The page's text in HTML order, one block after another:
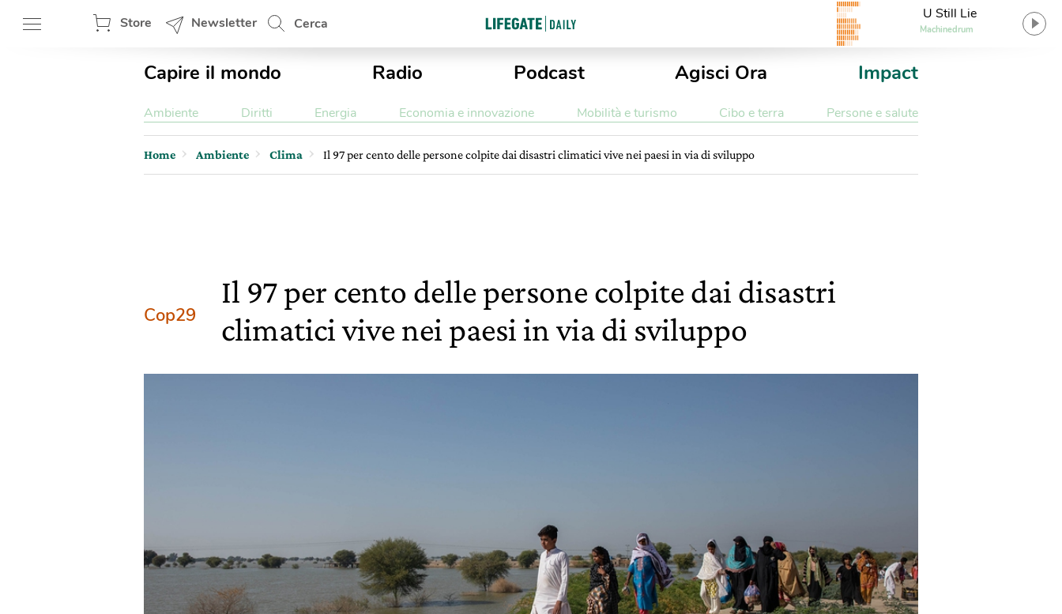
Store Newsletter Cerca
U Still Lie
Machinedrum
Capire il mondo Radio Podcast Agisci Ora Impact
Ambiente Diritti Energia Economia e innovazione Mobilità e turismo Cibo e terra Persone e salute
Home Ambiente Clima Il 97 per cento delle persone colpite dai disastri climatici vive nei paesi in via di sviluppo
Cop29
Il 97 per cento delle persone colpite dai disastri
climatici vive nei paesi in via di sviluppo